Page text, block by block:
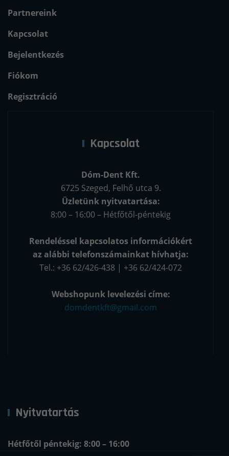
Partnereink
Kapcsolat
Bejelentkezés
Fiókom
Regisztráció
Kapcsolat
Dóm-Dent Kft.
6725 Szeged, Felhő utca 9.
Üzletünk nyitvatartása:
8:00 – 16:00 – Hétfőtől-péntekig
Rendeléssel kapcsolatos információkért
az alábbi telefonszámainkat hívhatja:
Tel.: +36 62/426-438 | +36 62/424-072
Webshopunk levelezési címe:
domdentkft@gmail.com
Nyitvatartás
Hétfőtől péntekig: 8:00 – 16:00